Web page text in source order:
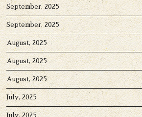
September, 2025
September, 2025
August, 2025
August, 2025
August, 2025
July, 2025
July, 2025